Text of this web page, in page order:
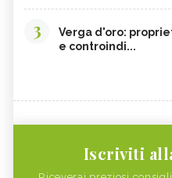
3
Verga d'oro:
e controindi...
Iscriviti